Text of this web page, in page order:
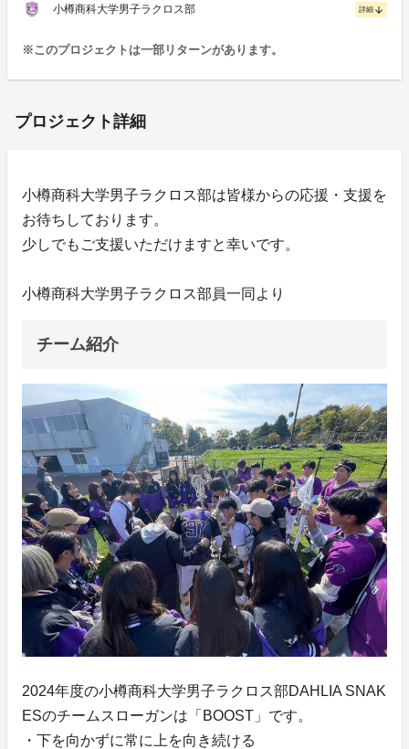
小樽商科大学男子ラクロス部 詳細 arrow_downward
※このプロジェクトは一部リターンがあります。
プロジェクト詳細
小樽商科大学男子ラクロス部は皆様からの応援・支援を
お待ちしております。
少しでもご支援いただけますと幸いです。
小樽商科大学男子ラクロス部員一同より
チーム紹介
2024年度の小樽商科大学男子ラクロス部DAHLIA SNAK
ESのチームスローガンは「BOOST」です。
・下を向かずに常に上を向き続ける